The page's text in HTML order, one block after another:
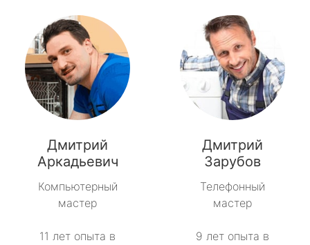
Дмитрий
Аркадьевич
Компьютерный
мастер
11 лет опыта в
Дмитрий
Зарубов
Телефонный
мастер
9 лет опыта в